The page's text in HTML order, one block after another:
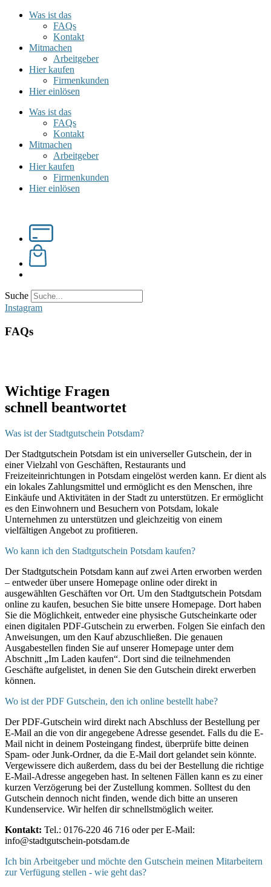
Was ist das
FAQs
Kontakt
Mitmachen
Arbeitgeber
Hier kaufen
Firmenkunden
Hier einlösen
Was ist das
FAQs
Kontakt
Mitmachen
Arbeitgeber
Hier kaufen
Firmenkunden
Hier einlösen
Suche
Instagram
FAQs
Wichtige Fragen
schnell beantwortet
Was ist der Stadtgutschein Potsdam?
Der Stadtgutschein Potsdam ist ein universeller Gutschein, der in
einer Vielzahl von Geschäften, Restaurants und
Freizeiteinrichtungen in Potsdam eingelöst werden kann. Er dient als
ein lokales Zahlungsmittel und ermöglicht es den Menschen, ihre
Einkäufe und Aktivitäten in der Stadt zu unterstützen. Er ermöglicht
es den Einwohnern und Besuchern von Potsdam, lokale
Unternehmen zu unterstützen und gleichzeitig von einem
vielfältigen Angebot zu profitieren.
Wo kann ich den Stadtgutschein Potsdam kaufen?
Der Stadtgutschein Potsdam kann auf zwei Arten erworben werden
– entweder über unsere Homepage online oder direkt in
ausgewählten Geschäften vor Ort. Um den Stadtgutschein Potsdam
online zu kaufen, besuchen Sie bitte unsere Homepage. Dort haben
Sie die Möglichkeit, entweder eine physische Gutscheinkarte oder
einen digitalen PDF-Gutschein zu erwerben. Folgen Sie einfach den
Anweisungen, um den Kauf abzuschließen. Die genauen
Ausgabestellen finden Sie auf unserer Homepage unter dem
Abschnitt „Im Laden kaufen“. Dort sind die teilnehmenden
Geschäfte aufgelistet, in denen Sie den Gutschein direkt erwerben
können.
Wo ist der PDF Gutschein, den ich online bestellt habe?
Der PDF-Gutschein wird direkt nach Abschluss der Bestellung per
E-Mail an die von dir angegebene Adresse gesendet. Falls du die E-
Mail nicht in deinem Posteingang findest, überprüfe bitte deinen
Spam- oder Junk-Ordner, da die E-Mail dort gelandet sein könnte.
Vergewissere dich außerdem, dass du bei der Bestellung die richtige
E-Mail-Adresse angegeben hast. In seltenen Fällen kann es zu einer
kurzen Verzögerung bei der Zustellung kommen. Solltest du den
Gutschein dennoch nicht finden, wende dich bitte an unseren
Kundenservice. Wir helfen dir schnellstmöglich weiter.
Kontakt: Tel.: 0176-220 46 716 oder per E-Mail:
info@stadtgutschein-potsdam.de
Ich bin Arbeitgeber und möchte den Gutschein meinen Mitarbeitern
zur Verfügung stellen - wie geht das?